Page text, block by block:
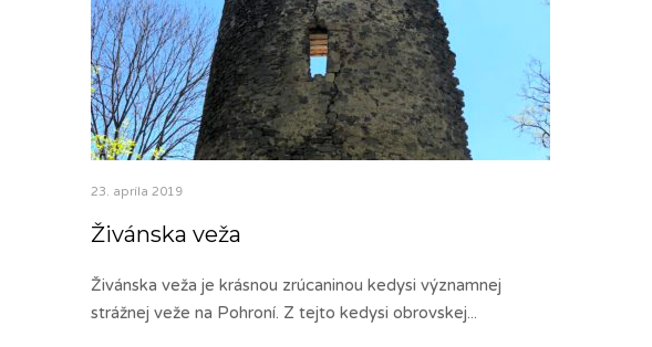
23. apríla 2019
Živánska veža
Živánska veža je krásnou zrúcaninou kedysi významnej
strážnej veže na Pohroní. Z tejto kedysi obrovskej...